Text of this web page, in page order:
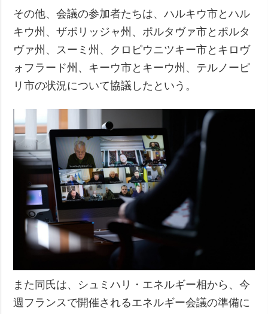
その他、会議の参加者たちは、ハルキウ市とハル
キウ州、ザポリッジャ州、ポルタヴァ市とポルタ
ヴァ州、スーミ州、クロピウニツキー市とキロヴ
ォフラード州、キーウ市とキーウ州、テルノーピ
リ市の状況について協議したという。
また同氏は、シュミハリ・エネルギー相から、今
週フランスで開催されるエネルギー会議の準備に